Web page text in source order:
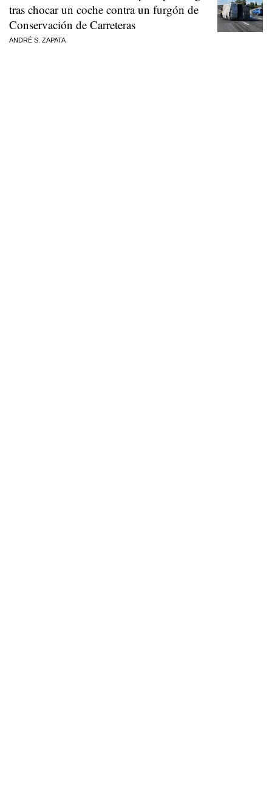
tras chocar un coche contra un furgón de
Conservación de Carreteras
ANDRÉ S. ZAPATA